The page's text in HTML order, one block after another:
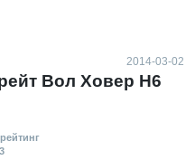
2014-03-02
Вол Ховер Н6